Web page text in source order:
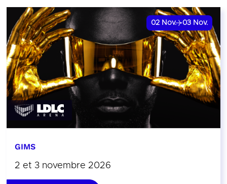
02 Nov. 03 Nov.
GIMS
2 et 3 novembre 2026